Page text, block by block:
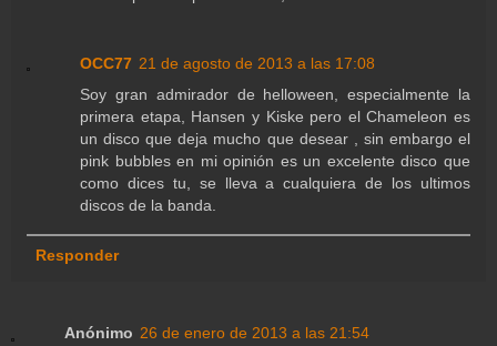
OCC77 21 de agosto de 2013 a las 17:08
Soy gran admirador de helloween, especialmente la
primera etapa, Hansen y Kiske pero el Chameleon es
un disco que deja mucho que desear , sin embargo el
pink bubbles en mi opinión es un excelente disco que
como dices tu, se lleva a cualquiera de los ultimos
discos de la banda.
Responder
Anónimo 26 de enero de 2013 a las 21:54